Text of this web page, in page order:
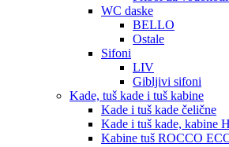
WC daske
BELLO
Ostale
Sifoni
LIV
Gibljivi sifoni
Kade, tuš kade i tuš kabine
Kade i tuš kade čelične
Kade i tuš kade, kabine
Kabine tuš ROCCO